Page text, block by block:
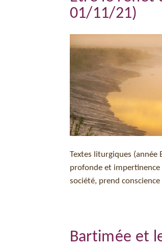
01/11/21)
Textes liturgiques (année
profonde et impertinence
société, prend
Bartimée et